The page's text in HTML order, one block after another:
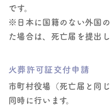
です。
※日本に国籍のない外国
た場合は、死亡届を提出
火葬許可証交付申請
市町村役場（死亡届と同
同時に行います。